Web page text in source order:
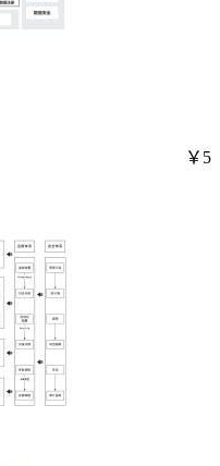
￥5